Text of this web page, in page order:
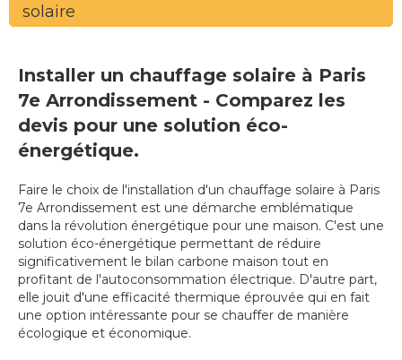
solaire
Installer un chauffage solaire à Paris
7e Arrondissement - Comparez les
devis pour une solution éco-
énergétique.
Faire le choix de l'installation d'un chauffage solaire à Paris
7e Arrondissement est une démarche emblématique
dans la révolution énergétique pour une maison. C'est une
solution éco-énergétique permettant de réduire
significativement le bilan carbone maison tout en
profitant de l'autoconsommation électrique. D'autre part,
elle jouit d'une efficacité thermique éprouvée qui en fait
une option intéressante pour se chauffer de manière
écologique et économique.